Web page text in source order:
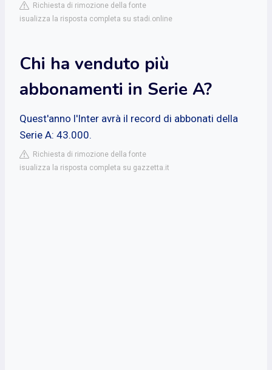
Richiesta di rimozione della fonte
isualizza la risposta completa su stadi.online
Chi ha venduto più
abbonamenti in Serie A?
Quest'anno l'Inter avrà il record di abbonati della
Serie A: 43.000.
Richiesta di rimozione della fonte
isualizza la risposta completa su gazzetta.it